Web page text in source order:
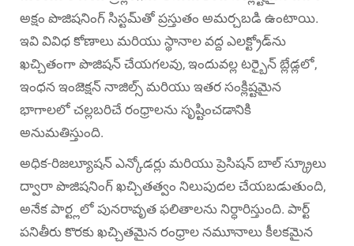
అక్షం పొజిషనింగ్ సిస్టమ్‌తో ప్రస్తుతం అమర్చబడి ఉంటాయి.
ఇవి వివిధ కోణాలు మరియు స్థానాల వద్ద ఎలక్ట్రోడ్‌ను
ఖచ్చితంగా పొజిషన్ చేయగలవు, ఇందువల్ల టర్బైన్ బ్లేడ్లలో,
ఇంధన ఇంజెక్షన్ నాజిల్స్ మరియు ఇతర సంక్లిష్టమైన
భాగాలలో చల్లబరిచే రంధ్రాలను సృష్టించడానికి
అనుమతిస్తుంది.
అధిక-రిజల్యూషన్ ఎన్కోడర్లు మరియు ప్రెసిషన్ బాల్ స్క్రూలు
ద్వారా పొజిషనింగ్ ఖచ్చితత్వం నిలుపుదల చేయబడుతుంది,
అనేక పార్ట్లలో పునరావృత ఫలితాలను నిర్ధారిస్తుంది. పార్ట్
పనితీరు కొరకు ఖచ్చితమైన రంధ్రాల నమూనాలు కీలకమైన